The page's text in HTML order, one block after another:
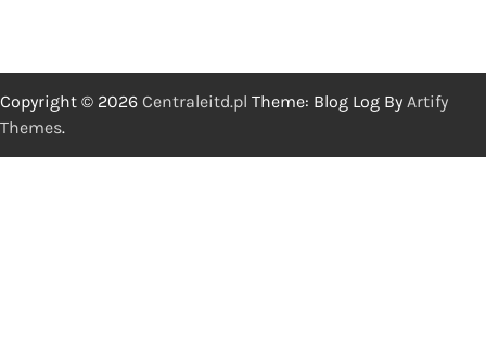
Copyright © 2026 Centraleitd.pl Theme: Blog Log By Artify
Themes.